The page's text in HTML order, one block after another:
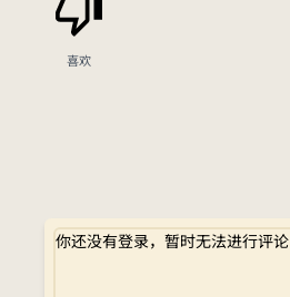
喜欢
你还没有登录，暂时无法进行评论